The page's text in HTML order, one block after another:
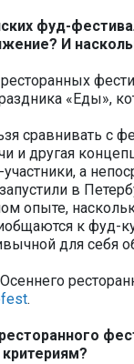
фуд-
И
«Еды»,
сравнивать с
и другая
а
в
опыте,
к фуд-
для себя
.